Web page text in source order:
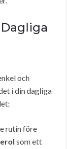
och
i din dagliga
rutin före
som ett